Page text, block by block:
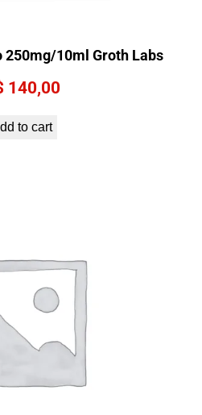
250mg/10ml Groth Labs
140,00
to cart